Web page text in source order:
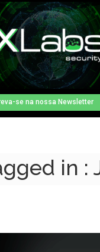
se na nossa Newsletter
in :